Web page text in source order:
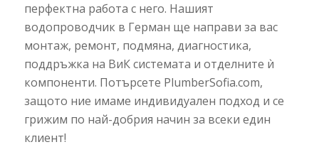
перфектна работа с него. Нашият
водопроводчик в Герман ще направи за вас
монтаж, ремонт, подмяна, диагностика,
поддръжка на ВиК системата и отделните ѝ
компоненти. Потърсете PlumberSofia.com,
защото ние имаме индивидуален подход и се
грижим по най-добрия начин за всеки един
клиент!